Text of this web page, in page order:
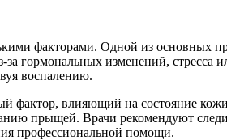
факторами. Одной из основных
гормональных изменений, стресса
воспалению.
фактор, влияющий на состояние
прыщей. Врачи рекомендуют
профессиональной помощи.